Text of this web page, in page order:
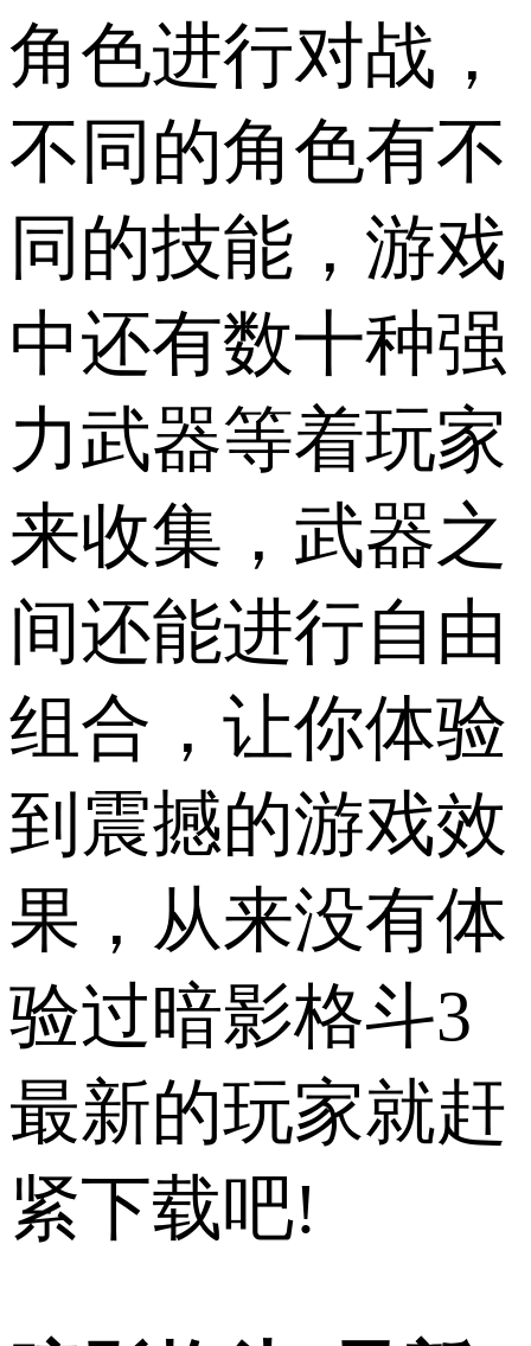
角色进行对战，
不同的角色有不
同的技能，游戏
中还有数十种强
力武器等着玩家
来收集，武器之
间还能进行自由
组合，让你体验
到震撼的游戏效
果，从来没有体
验过暗影格斗3
最新的玩家就赶
紧下载吧!